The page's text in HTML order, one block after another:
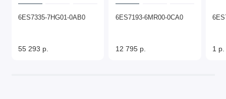
6ES7335-7HG01-0AB0
55 293 р.
6ES7193-6MR00-0CA0
12 795 р. 1 р.